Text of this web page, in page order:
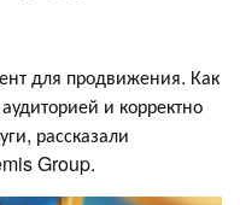
для продвижения. Как
и корректно
рассказали
Group.